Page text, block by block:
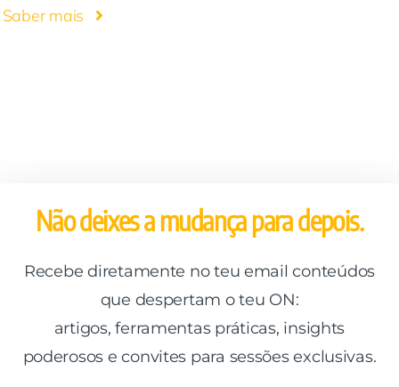
Saber mais
Não deixes a mudança para depois.
Recebe diretamente no teu email conteúdos
que despertam o teu ON:
artigos, ferramentas práticas, insights
poderosos e convites para sessões exclusivas.